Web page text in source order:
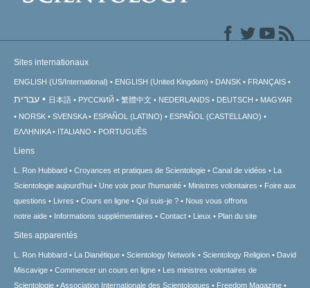
Sites internationaux
ENGLISH (US/International) ENGLISH (United Kingdom) DANSK FRANÇAIS
עברית 日本語 РУССКИЙ 繁體中文 NEDERLANDS DEUTSCH
MAGYAR
NORSK
SVENSKA ESPAÑOL (LATINO)
ESPAÑOL (CASTELLANO)
ΕΛΛΗΝΙΚA
ITALIANO PORTUGUÊS
Liens
L. Ron Hubbard Croyances et pratiques de Scientologie Canal de vidéos
La
Scientologie aujourd’hui
Une voix pour l’humanité Ministres volontaires
Foire aux
questions
Livres Cours en ligne Qui suis-je ?
Nous vous offrons
notre aide
Informations supplémentaires Contact Lieux Plan du site
Sites apparentés
L. Ron Hubbard La Dianétique Scientology Network Scientology Religion
David
Miscavige
Commencer un cours en ligne
Les ministres volontaires de
Scientologie
Association Internationale des Scientologues Freedom Magazine